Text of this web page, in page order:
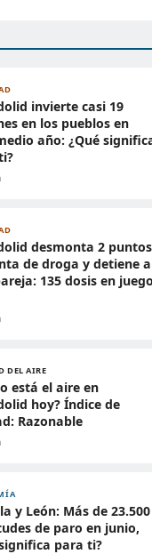
invierte casi 19
en los pueblos en
año: ¿Qué
desmonta 2 puntos
de droga y detiene a
135 dosis en juego
DEL AIRE
está el aire en
hoy? Índice de
Razonable
y León: Más de 23.500
de paro en junio,
para ti?